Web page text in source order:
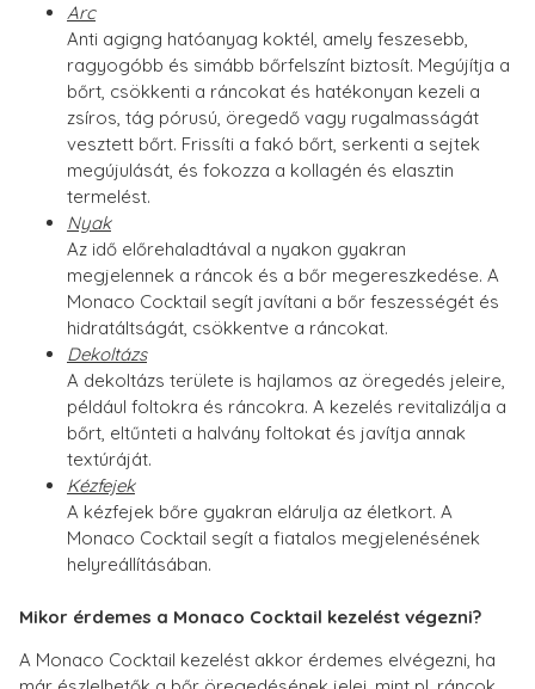
Arc
Anti agigng hatóanyag koktél, amely feszesebb,
ragyogóbb és simább bőrfelszínt biztosít. Megújítja a
bőrt, csökkenti a ráncokat és hatékonyan kezeli a
zsíros, tág pórusú, öregedő vagy rugalmasságát
vesztett bőrt. Frissíti a fakó bőrt, serkenti a sejtek
megújulását, és fokozza a kollagén és elasztin
termelést.
Nyak
Az idő előrehaladtával a nyakon gyakran
megjelennek a ráncok és a bőr megereszkedése. A
Monaco Cocktail segít javítani a bőr feszességét és
hidratáltságát, csökkentve a ráncokat.
Dekoltázs
A dekoltázs területe is hajlamos az öregedés jeleire,
például foltokra és ráncokra. A kezelés revitalizálja a
bőrt, eltűnteti a halvány foltokat és javítja annak
textúráját.
Kézfejek
A kézfejek bőre gyakran elárulja az életkort. A
Monaco Cocktail segít a fiatalos megjelenésének
helyreállításában.
Mikor érdemes a Monaco Cocktail kezelést végezni?
A Monaco Cocktail kezelést akkor érdemes elvégezni, ha